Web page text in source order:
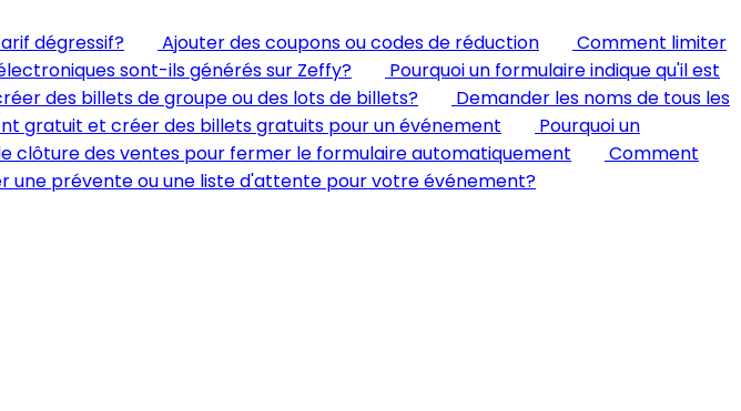
dégressif?
Ajouter des coupons ou codes de réduction
Comment limiter
sont-ils générés sur Zeffy?
Pourquoi un formulaire indique qu'il est
des billets de groupe ou des lots de billets?
Demander les noms de tous les
gratuit et créer des billets gratuits pour un événement
Pourquoi un
clôture des ventes pour fermer le formulaire automatiquement
Comment
une prévente ou une liste d'attente pour votre événement?